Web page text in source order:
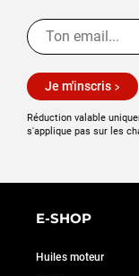
Je m'inscris
Réduction valable
s'applique pas sur les
E-SHOP
Huiles moteur